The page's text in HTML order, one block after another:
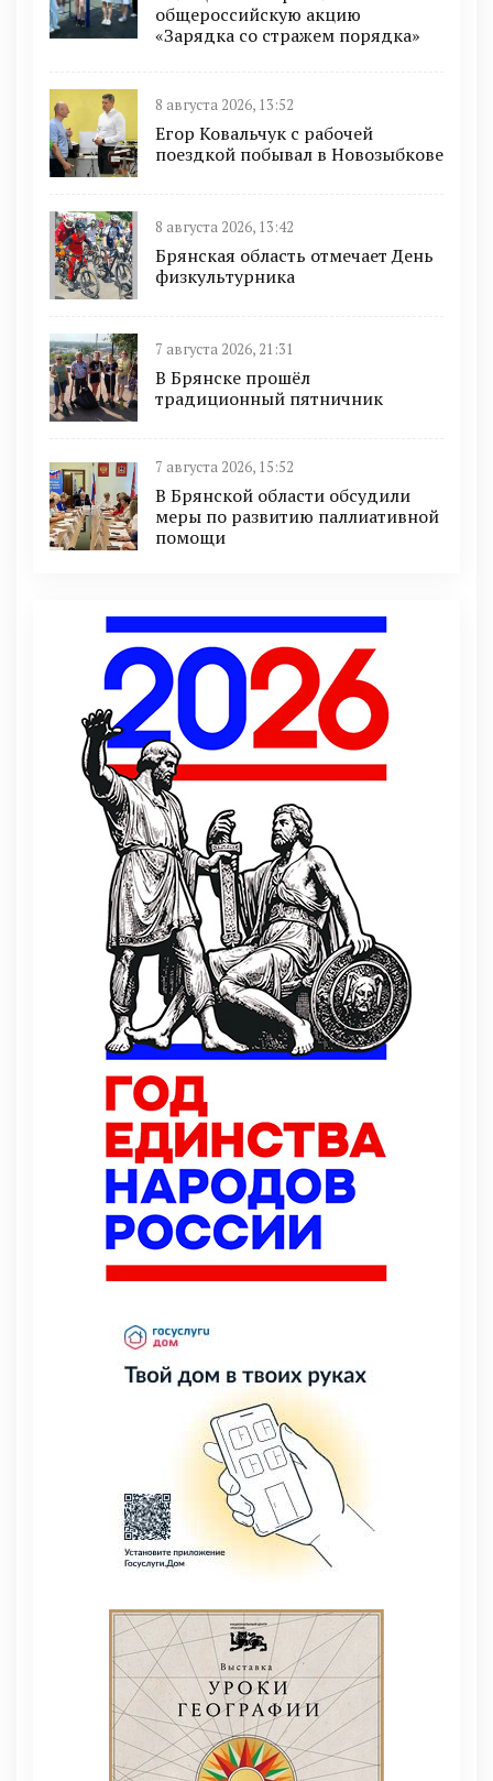
общероссийскую акцию
«Зарядка со стражем порядка»
8 августа 2026, 13:52
Егор Ковальчук с рабочей
поездкой побывал в Новозыбкове
8 августа 2026, 13:42
Брянская область отмечает День
физкультурника
7 августа 2026, 21:31
В Брянске прошёл
традиционный пятничник
7 августа 2026, 15:52
В Брянской области обсудили
меры по развитию паллиативной
помощи